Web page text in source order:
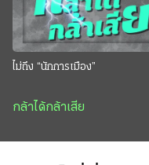
ไม่ถึง “นักการเมือง”
กล้าได้กล้าเสีย